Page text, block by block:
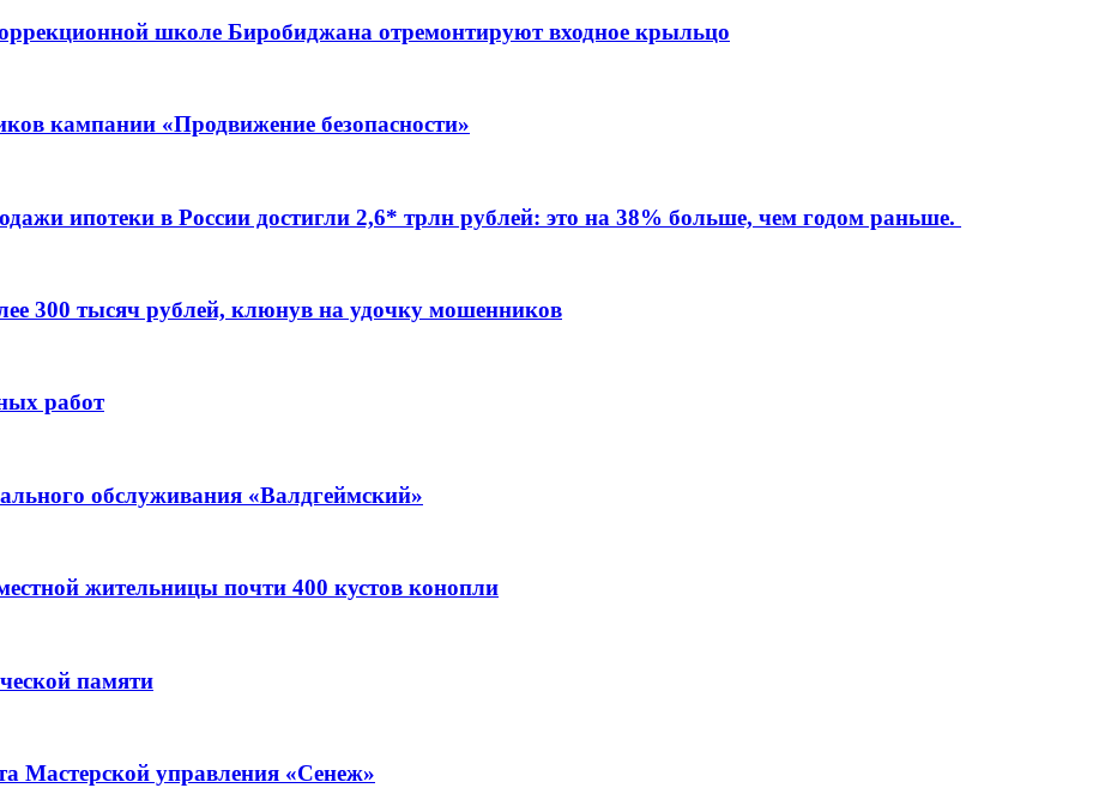
школе Биробиджана отремонтируют входное крыльцо
кампании «Продвижение безопасности»
ипотеки в России достигли 2,6* трлн рублей: это на 38% больше, чем годом раньше.
300 тысяч рублей, клюнув на удочку мошенников
работ
обслуживания «Валдгеймский»
жительницы почти 400 кустов конопли
памяти
Мастерской управления «Сенеж»